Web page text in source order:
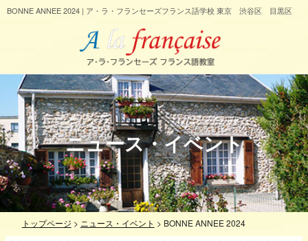
BONNE ANNEE 2024 | ア・ラ・フランセーズフランス語学校 東京 渋谷区 目黒区
ニュース・イベント
トップページ > ニュース・イベント > BONNE ANNEE 2024